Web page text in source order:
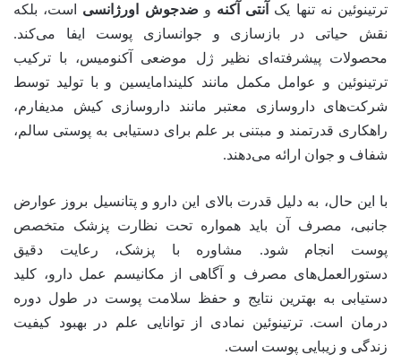
ترتینوئین نه تنها یک
آنتی آکنه و ضدجوش اورژانسی است، بلکه
نقش حیاتی در بازسازی و جوانسازی پوست ایفا می‌کند.
محصولات پیشرفته‌ای نظیر ژل موضعی آکنومیس، با ترکیب
ترتینوئین و عوامل مکمل مانند کلیندامایسین و با تولید توسط
شرکت‌های داروسازی معتبر مانند داروسازی کیش مدیفارم،
راهکاری قدرتمند و مبتنی بر علم برای دستیابی به پوستی سالم،
شفاف و جوان ارائه می‌دهند.
با این حال، به دلیل قدرت بالای این دارو و پتانسیل بروز عوارض
جانبی، مصرف آن باید همواره تحت نظارت پزشک متخصص
پوست انجام شود. مشاوره با پزشک، رعایت دقیق
دستورالعمل‌های مصرف و آگاهی از مکانیسم عمل دارو، کلید
دستیابی به بهترین نتایج و حفظ سلامت پوست در طول دوره
درمان است. ترتینوئین نمادی از توانایی علم در بهبود کیفیت
زندگی و زیبایی پوست است.